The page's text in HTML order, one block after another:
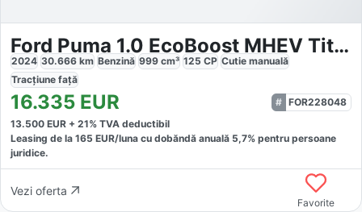
Ford Puma 1.0 EcoBoost MHEV Titanium
2024 30.666 km Benzină 999 cm³ 125 CP Cutie manuală
Tracțiune față
16.335 EUR
FOR228048
13.500 EUR + 21% TVA deductibil
Leasing de la 165 EUR/luna cu dobăndă anuală 5,7% pentru persoane
juridice.
Vezi oferta
Favorite